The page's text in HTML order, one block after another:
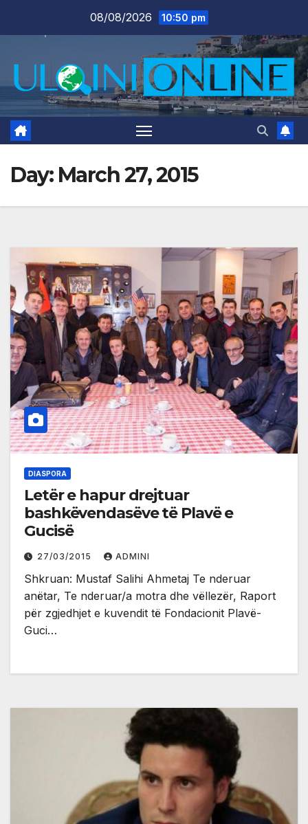
08/08/2026 10:50 pm
Day: March 27, 2015
DIASPORA
Letër e hapur drejtuar
bashkëvendasëve të Plavë e
Gucisë
27/03/2015 ADMINI
Shkruan: Mustaf Salihi Ahmetaj Te nderuar
anëtar, Te nderuar/a motra dhe vëllezër, Raport
për zgjedhjet e kuvendit të Fondacionit Plavë-
Guci…